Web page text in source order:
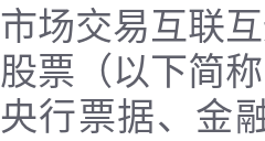
市场交易互联
股票（以下简
央行票据、金